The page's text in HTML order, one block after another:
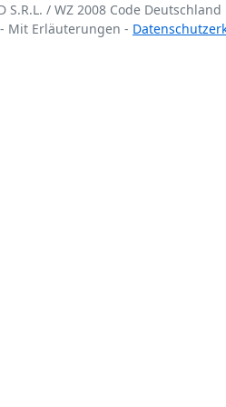
S.R.L. / WZ 2008 Code Deutschland
Mit Erläuterungen -